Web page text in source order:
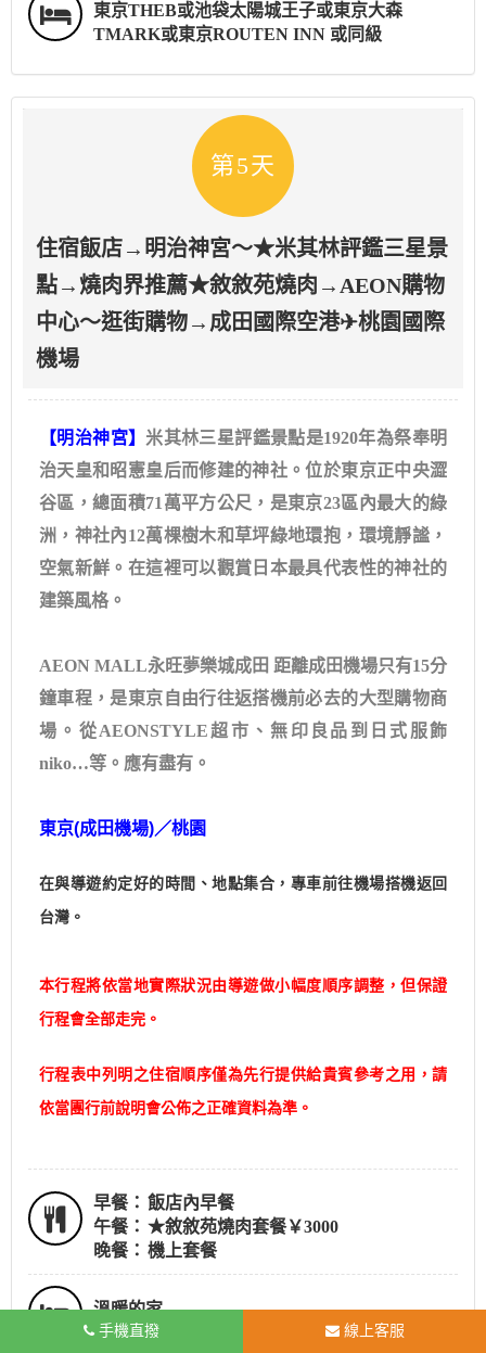
東京THEB或池袋太陽城王子或東京大森
TMARK或東京ROUTEN INN 或同級
第5天
住宿飯店→明治神宮～★米其林評鑑三星景
點→燒肉界推薦★敘敘苑燒肉→AEON購物
中心～逛街購物→成田國際空港✈桃園國際
機場
【明治神宮】 米其林三星評鑑景點是1920年為祭奉明
治天皇和昭憲皇后而修建的神社。位於東京正中央澀
谷區，總面積71萬平方公尺，是東京23區內最大的綠
洲，神社內12萬棵樹木和草坪綠地環抱，環境靜謐，
空氣新鮮。在這裡可以觀賞日本最具代表性的神社的
建築風格。
AEON MALL永旺夢樂城成田 距離成田機場只有15分
鐘車程，是東京自由行往返搭機前必去的大型購物商
場。從AEONSTYLE超市、無印良品到日式服飾
niko…等。應有盡有。
東京(成田機場)／桃園
在與導遊約定好的時間、地點集合，專車前往機場搭機返回
台灣。
本行程將依當地實際狀況由導遊做小幅度順序調整，但保證
行程會全部走完。
行程表中列明之住宿順序僅為先行提供給貴賓參考之用，請
依當團行前說明會公佈之正確資料為準。
早餐： 飯店內早餐
午餐： ★敘敘苑燒肉套餐￥3000
晚餐： 機上套餐
溫暖的家
手機直撥 線上客服